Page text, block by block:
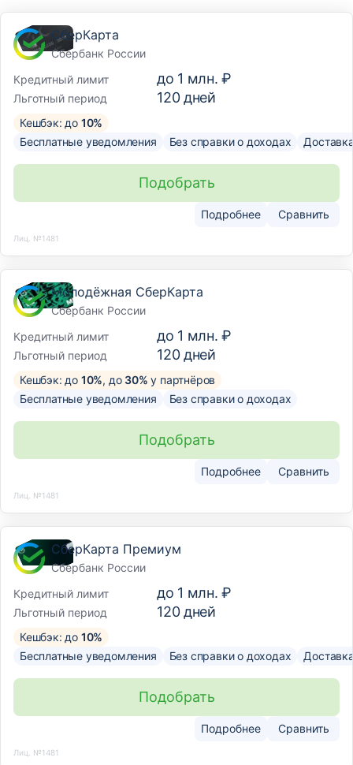
СберКарта
Сбербанк России
Кредитный лимит
до 1 млн. ₽
Льготный период 120дней
Кешбэк: до 10%
Бесплатные уведомления
Без справки о доходах
Подробнее Сравнить
Подобрать
Лиц. №1481
Молодёжная СберКарта
Сбербанк России
Кредитный лимит
до 1 млн. ₽
Льготный период 120дней
Кешбэк: до 10%, до 30% у партнёров
Бесплатные уведомления
Без справки о доходах
Подробнее Сравнить
Подобрать
Лиц. №1481
СберКарта Премиум
Сбербанк России
Кредитный лимит
до 1 млн. ₽
Льготный период 120дней
Кешбэк: до 10%
Бесплатные уведомления
Без справки о доходах
Подробнее Сравнить
Подобрать
Лиц. №1481